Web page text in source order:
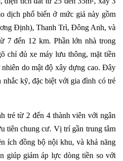
dịch phổ biến ở mức giá này gồm
Định), Thanh Trì, Đông Anh, và
7 đến 12 km. Phần lớn nhà trong
chỉ đủ xe máy lưu thông, mặt tiền
do mật độ xây dựng cao. Đây
nhắc kỹ, đặc biệt với gia đình có trẻ
trẻ từ 2 đến 4 thành viên với ngân
tiên chung cư. Vị trí gần trung tâm
ích đồng bộ nội khu, và khả năng
giúp giảm áp lực dòng tiền so với